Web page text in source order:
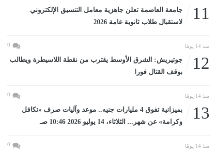
11
جامعة العاصمة تعلن جاهزية معامل التنسيق الإلكتروني
لاستقبال طلاب ثانوية عامة 2026
منذ 14 يومًا 0
12
جوتيريش: الشرق الأوسط يقترب من نقطة اللاسيطرة ويطالب
بوقف القتال فورا
منذ 14 يومًا 0
13
بميزانية تفوق 4 مليارات جنيه.. موعد وآليات صرف «تكافل
وكرامة» عن شهر... الثلاثاء، 14 يوليو 2026 10:46 صـ
منذ 14 يومًا 0